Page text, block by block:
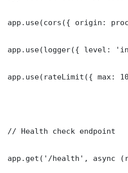
app.use(cors({ origin:
app.use(logger({ level:
app.use(rateLimit({ max:
// Health check endpoint
app.get('/health', async